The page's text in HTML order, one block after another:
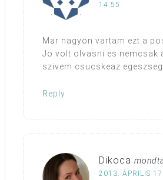
14:55
Mar nagyon vartam ezt a
Jo volt olvasni es nemcsak
szivem csucskeaz
Reply
Dikoca
2013. ÁPRILIS